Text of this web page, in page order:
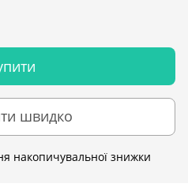
швидко
накопичувальної знижки